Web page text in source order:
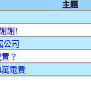
主題
謝!
公司
？
電費